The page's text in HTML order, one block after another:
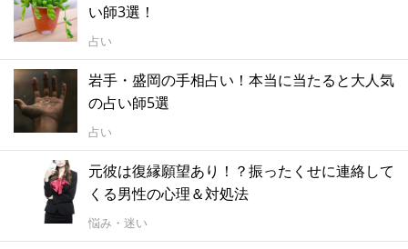
い師3選！
占い
岩手・盛岡の手相占い！本当に当たると大人気
の占い師5選
占い
元彼は復縁願望あり！？振ったくせに連絡して
くる男性の心理＆対処法
悩み・迷い